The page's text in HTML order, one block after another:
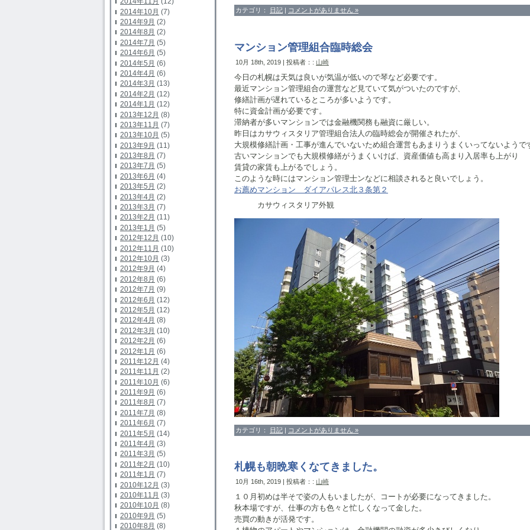
2014年10月 (7)
2014年9月 (2)
2014年8月 (2)
2014年7月 (5)
2014年6月 (5)
2014年5月 (6)
2014年4月 (6)
2014年3月 (13)
2014年2月 (12)
2014年1月 (12)
2013年12月 (8)
2013年11月 (7)
2013年10月 (5)
2013年9月 (11)
2013年8月 (7)
2013年7月 (5)
2013年6月 (4)
2013年5月 (2)
2013年4月 (2)
2013年3月 (7)
2013年2月 (11)
2013年1月 (5)
2012年12月 (10)
2012年11月 (10)
2012年10月 (3)
2012年9月 (4)
2012年8月 (6)
2012年7月 (9)
2012年6月 (12)
2012年5月 (12)
2012年4月 (8)
2012年3月 (10)
2012年2月 (6)
2012年1月 (6)
2011年12月 (4)
2011年11月 (2)
2011年10月 (6)
2011年9月 (6)
2011年8月 (7)
2011年7月 (8)
2011年6月 (7)
2011年5月 (14)
2011年4月 (3)
2011年3月 (5)
2011年2月 (10)
2011年1月 (7)
2010年12月 (3)
2010年11月 (3)
2010年10月 (8)
2010年9月 (5)
2010年8月 (8)
カテゴリ： 日記 コメントがありません »
マンション管理組合臨時総会
10月 18th, 2019 | 投稿者：: 山崎
今日の札幌は天気は良いが気温が低いので琴など必要です。
最近マンション管理組合の運営など見ていて気がついたのですが、
修繕計画が遅れているところが多いようです。
特に資金計画が必要です。
滞納者が多いマンションでは金融機関務も融資に厳しい。
昨日はカサウィスタリア管理組合法人の臨時総会が開催されたが、
大規模修繕計画・工事が進んでいないため組合運営もあまりうまくいってないようで
古いマンションでも大規模修繕がうまくいけば、資産価値も高まり入居率も上がり
賃貸の家賃も上がるでしょう。
このような時にはマンション管理士ンなどに相談されると良いでしょう。
お薦めマンション ダイアパレス北３条第２
カサウィスタリア外観
カテゴリ： 日記 | コメントがありません »
札幌も朝晩寒くなてきました。
10月 16th, 2019 | 投稿者：: 山崎
１０月初めは半そで姿の人もいましたが、コートが必要になってきました。
秋本場ですが、仕事の方も色々と忙しくなって金した。
売買の動きが活発です。